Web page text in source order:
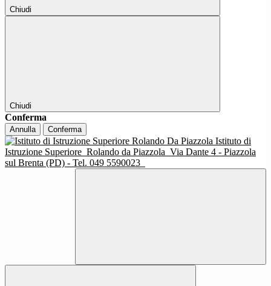
Chiudi
Chiudi
Conferma
Annulla Conferma
Istituto di
Istruzione Superiore Rolando da Piazzola Via Dante 4 - Piazzola
sul Brenta (PD) - Tel. 049 5590023